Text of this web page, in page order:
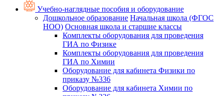
Учебно-наглядные пособия и оборудование
Дошкольное образование Начальная школа (ФГОС
НОО) Основная школа и старшие классы
Комплекты оборудования для проведения
ГИА по Физике
Комплекты оборудования для проведения
ГИА по Химии
Оборудование для кабинета Физики по
приказу №336
Оборудование для кабинета Химии по